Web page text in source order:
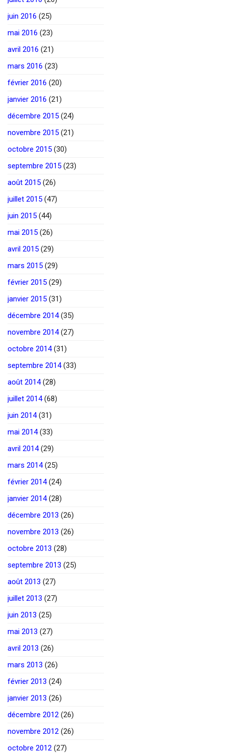
juin 2016 (25)
mai 2016 (23)
avril 2016 (21)
mars 2016 (23)
février 2016 (20)
janvier 2016 (21)
décembre 2015 (24)
novembre 2015 (21)
octobre 2015 (30)
septembre 2015 (23)
août 2015 (26)
juillet 2015 (47)
juin 2015 (44)
mai 2015 (26)
avril 2015 (29)
mars 2015 (29)
février 2015 (29)
janvier 2015 (31)
décembre 2014(35)
novembre 2014(27)
octobre 2014(31)
septembre 2014(33)
août 2014(28)
juillet 2014(68)
juin 2014(31)
mai 2014(33)
avril 2014(29)
mars 2014(25)
février 2014(24)
janvier 2014(28)
décembre 2013 (26)
novembre 2013 (26)
octobre 2013 (28)
septembre 2013 (25)
août 2013 (27)
juillet 2013 (27)
juin 2013 (25)
mai 2013 (27)
avril 2013 (26)
mars 2013 (26)
février 2013 (24)
janvier 2013 (26)
décembre 2012 (26)
novembre 2012 (26)
octobre 2012 (27)